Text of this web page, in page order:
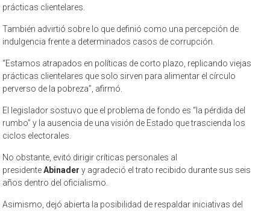
prácticas clientelares.
También advirtió sobre lo que definió como una percepción de
indulgencia frente a determinados casos de corrupción.
“Estamos atrapados en políticas de corto plazo, replicando viejas
prácticas clientelares que solo sirven para alimentar el círculo
perverso de la pobreza”, afirmó.
El legislador sostuvo que el problema de fondo es “la pérdida del
rumbo” y la ausencia de una visión de Estado que trascienda los
ciclos electorales.
No obstante, evitó dirigir críticas personales al
presidenteAbinader y agradeció el trato recibido durante sus seis
años dentro del oficialismo.
Asimismo, dejó abierta la posibilidad de respaldar iniciativas del